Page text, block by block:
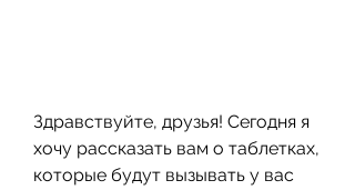
Здравствуйте, друзья! Сегодня я
хочу рассказать вам о таблетках,
которые будут вызывать у вас